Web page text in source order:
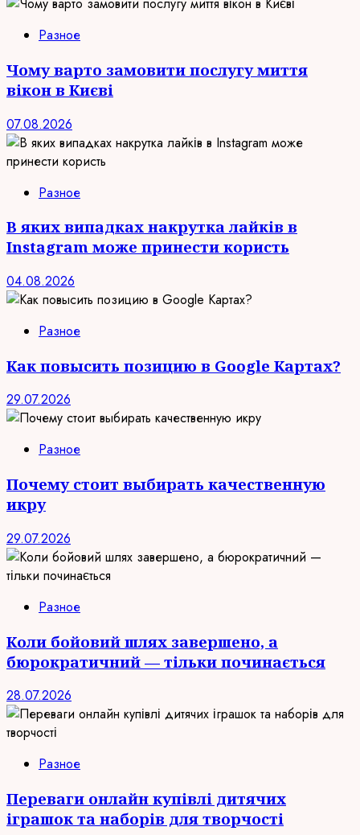
Разное
Чому варто замовити послугу миття
вікон в Києві
07.08.2026
Разное
В яких випадках накрутка лайків в
Instagram може принести користь
04.08.2026
Разное
Как повысить позицию в Google Картах?
29.07.2026
Разное
Почему стоит выбирать качественную
икру
29.07.2026
Разное
Коли бойовий шлях завершено, а
бюрократичний — тільки починається
28.07.2026
Разное
Переваги онлайн купівлі дитячих
іграшок та наборів для творчості